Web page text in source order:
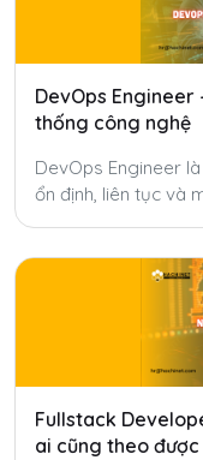
DevOps Engineer
thống công nghệ
DevOps Engineer
ổn định, liên tục và
Fullstack
ai cũng theo được